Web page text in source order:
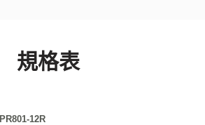
規格表
PR801-12R